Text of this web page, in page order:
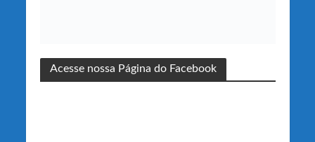
Acesse nossa Página do Facebook